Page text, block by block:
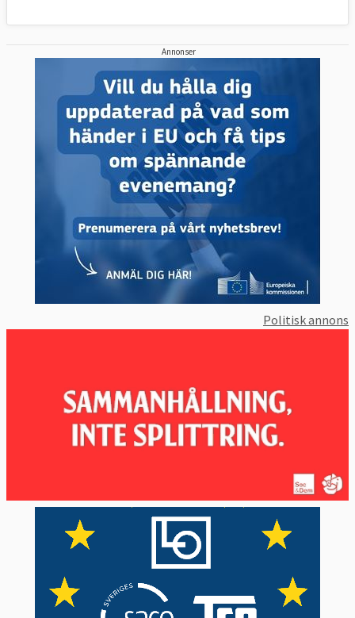
Annonser
Politisk annons